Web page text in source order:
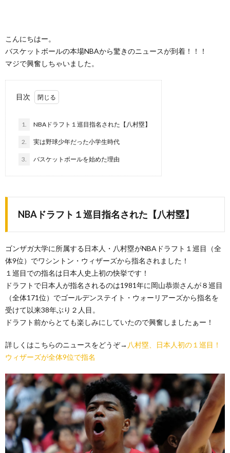
こんにちはー。
バスケットボールの本場NBAから驚きのニュースが到着！！！
マジで興奮しちゃいました。
目次
1. NBAドラフト１巡目指名された【八村塁】
2. 実は野球少年だった小学生時代
3. バスケットボールを始めた理由
NBAドラフト１巡目指名された【八村塁】
ゴンザガ大学に所属する日本人・八村塁がNBAドラフト１巡目（全
体9位）でワシントン・ウィザーズから指名されました！
１巡目での指名は日本人史上初の快挙です！
ドラフトで日本人が指名されるのは1981年に岡山恭崇さんが８巡目
（全体171位）でゴールデンステイト・ウォーリアーズから指名を
受けて以来38年ぶり２人目。
ドラフト前からとても楽しみにしていたので興奮しましたぁー！
詳しくはこちらのニュースをどうぞ→ 八村塁、日本人初の１巡目！
ウィザーズが全体9位で指名